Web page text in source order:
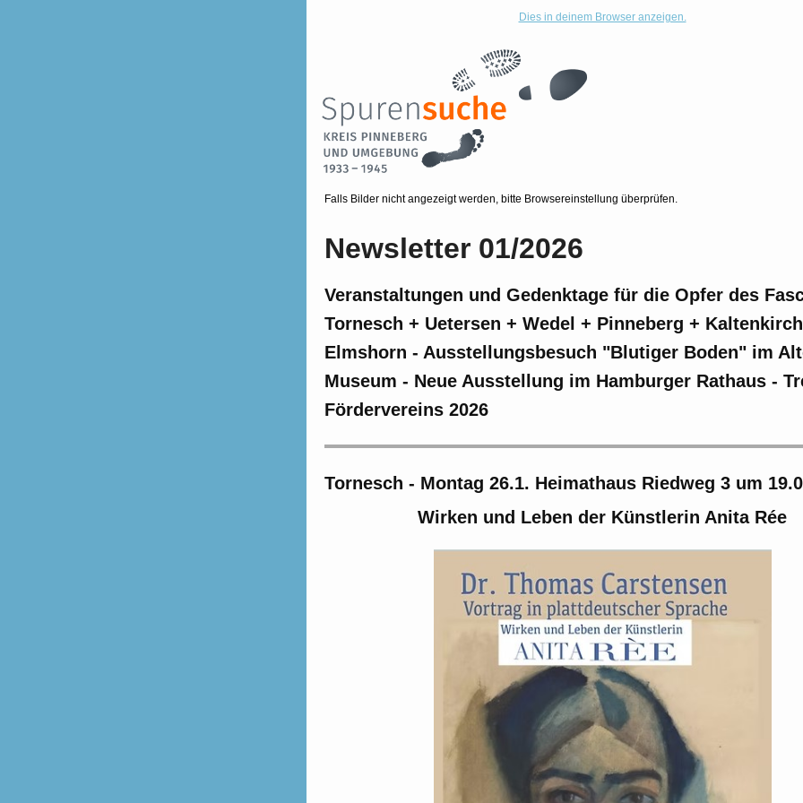
Dies in deinem Browser anzeigen.
Falls Bilder nicht angezeigt werden, bitte Browsereinstellung überprüfen.
Newsletter 01/2026
Veranstaltungen und Gedenktage für die Opfer des
Tornesch + Uetersen + Wedel + Pinneberg +
Elmshorn - Ausstellungsbesuch "Blutiger Boden" im
Museum - Neue Ausstellung im Hamburger Rathaus -
Fördervereins 2026
Tornesch - Montag 26.1. Heimathaus Riedweg 3 um
Wirken und Leben der Künstlerin Anita Rée